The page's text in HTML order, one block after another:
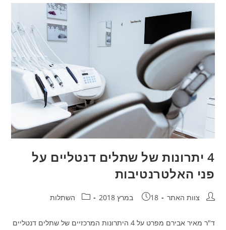
השתלת
שיניים
4 יתרונות של שתלים דנטליים על
פני האלטרנטיבות
מחבר:צוות האתר פורסם:
18 במרץ 2018 קטגוריה:השתלות
ד"ר מאיר אבירם מפרט על 4 היתרונות המרכזיים של שתלים דנטליים